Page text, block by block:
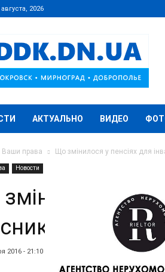
2026
АКТУАЛЬНО ВИДЕО
Ваши права Що змінилося у пенсіях для
Новости
у
АТО
2016 - 21:10